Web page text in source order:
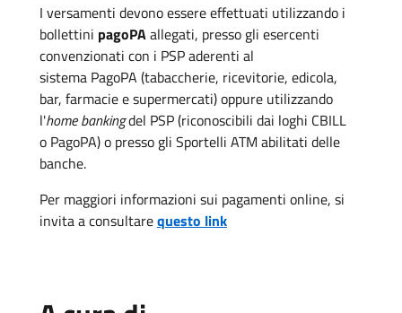
I versamenti devono essere effettuati utilizzando i
bollettini pagoPAallegati, presso gli esercenti
convenzionati con i PSP aderenti al
sistema PagoPA (tabaccherie, ricevitorie, edicola,
bar, farmacie e supermercati) oppure utilizzando
l'home bankingdel PSP (riconoscibili dai loghi CBILL
o PagoPA) o presso gli Sportelli ATM abilitati delle
banche.
Per maggiori informazioni sui pagamenti online, si
invita a consultarequesto link